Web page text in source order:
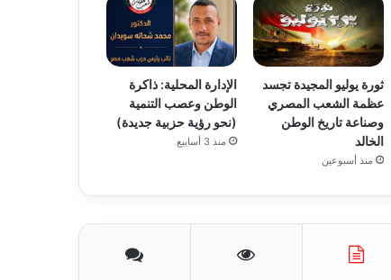
ثورة يوليو المجيدة تجسد
عظمة الشعب المصري
وصناعة تاريخ الوطن
الخالد
منذ أسبوعين
الإدارة المحلية: ذاكرة
الوطن وعصب التنمية
(نحو رؤية حزبية جديدة)
منذ 3 أسابيع